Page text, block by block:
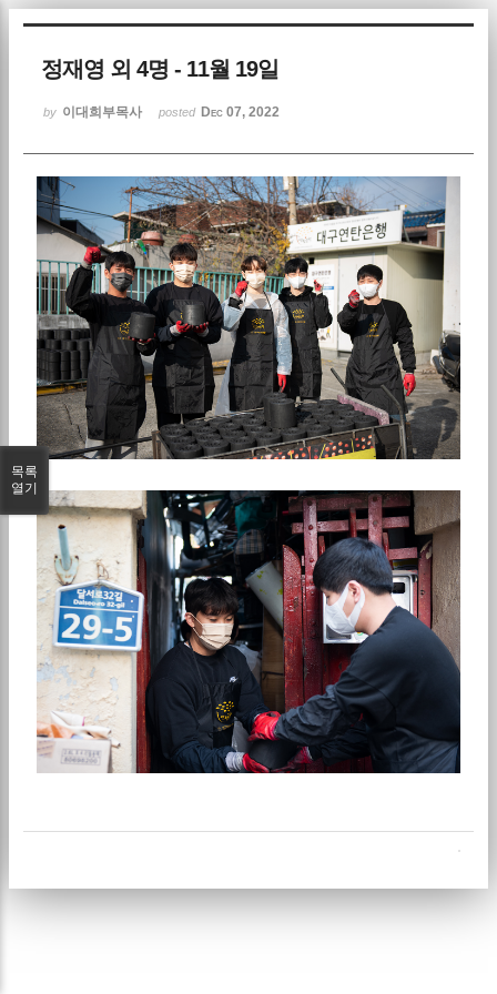
정재영 외 4명 - 11월 19일
by 이대희부목사 posted Dec 07, 2022
목록
열기
Sketchbook5, 스케치북5
Sketchbook5, 스케치북5